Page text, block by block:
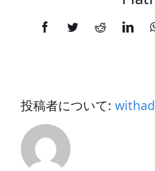
FacebookTwitterReddit
投稿者について: